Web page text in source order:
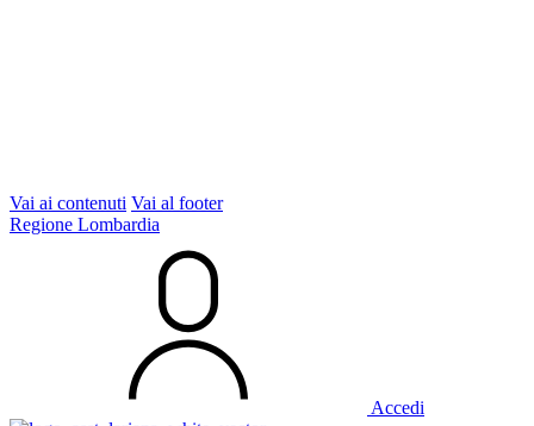
Vai ai contenuti Vai al footer
Regione Lombardia
Accedi